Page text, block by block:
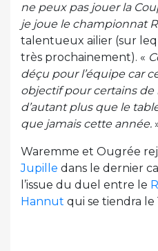
ne peux pas jouer la
je joue le championnat
talentueux ailier (sur
très prochainement). «
déçu pour l’équipe car
objectif pour certains de
d’autant plus que le
que jamais cette année.
Waremme et Ougrée
Jupille dans le dernier
l’issue du duel entre le
Hannut qui se tiendra le